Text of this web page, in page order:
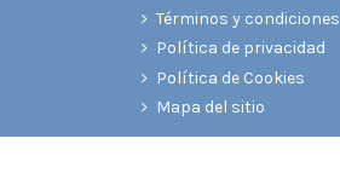
Términos y condiciones
Política de privacidad
Política de Cookies
Mapa del sitio